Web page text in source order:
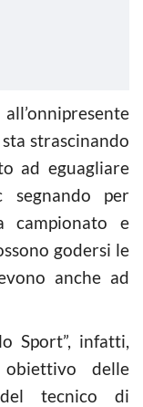
strascinando
ad eguagliare
segnando per
campionato e
godersi le
anche ad
Sport”, infatti,
delle
del tecnico di